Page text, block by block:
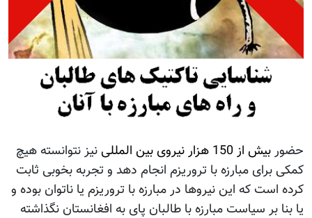
حضور بیش از 150 هزار نیروی بین المللی
نیز نتوانسته هیچ
کمکی برای مبارزه با تروریزم انجام دهد و تجربه بخوبی ثابت
کرده است که این نیروها در مبارزه با تروریزم یا ناتوان بوده و
یا بنا بر سیاست مبارزه با طالبان پای به افغانستان نگذاشته